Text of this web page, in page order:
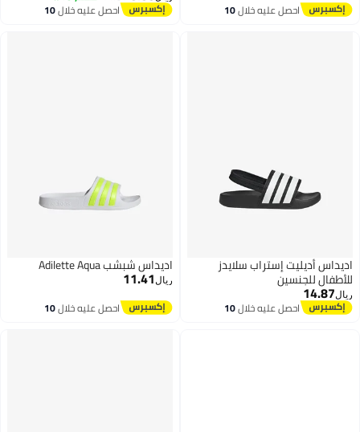
احصل عليه خلال10 احصل عليه خلال10
اديداس أديليت إستراب سلايدز
للأطفال للجنسين
ريال14.87
احصل عليه خلال10
اديداس شبشب Adilette Aqua
ريال11.41
احصل عليه خلال10